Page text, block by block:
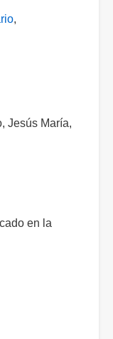
Jesús María,
en la